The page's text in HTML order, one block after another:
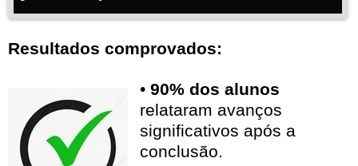
Resultados comprovados:
• 90% dos alunos
relataram avanços
significativos após a
conclusão.